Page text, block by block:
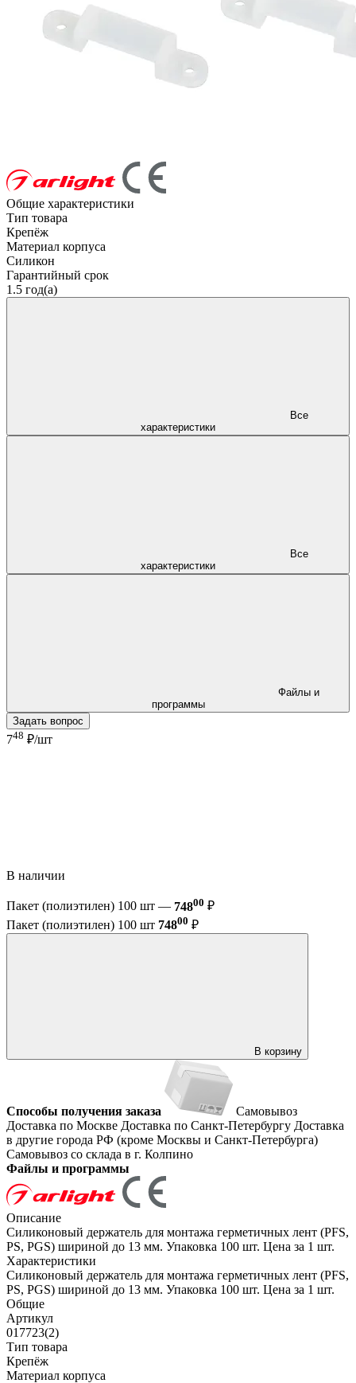
Общие характеристики
Тип товара
Крепёж
Материал корпуса
Силикон
Гарантийный срок
1.5 год(а)
характеристики
характеристики
программы
Задать вопрос
748 ₽/шт
В наличии
Пакет (полиэтилен) 100 шт — 74800 ₽
Пакет (полиэтилен) 100 шт 74800 ₽
В корзину
Способы получения заказа
Самовывоз
Доставка по Москве Доставка по Санкт-Петербургу Доставка
в другие города РФ (кроме Москвы и Санкт-Петербурга)
Самовывоз со склада в г. Колпино
Файлы и программы
Описание
Силиконовый держатель для монтажа герметичных лент (PFS,
PS, PGS) шириной до 13 мм. Упаковка 100 шт. Цена за 1 шт.
Характеристики
Силиконовый держатель для монтажа герметичных лент (PFS,
PS, PGS) шириной до 13 мм. Упаковка 100 шт. Цена за 1 шт.
Общие
Артикул
017723(2)
Тип товара
Крепёж
Материал корпуса